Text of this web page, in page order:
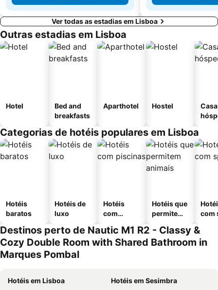
Ver todas as estadias em Lisboa
Outras estadias em Lisboa
Hotel
Bed and
breakfasts
Aparthotel Hostel
Categorias de hotéis populares em Lisboa
Hotéis
baratos
Hotéis de
luxo
Hotéis
com
Hotéis que
permitem
com
Destinos perto de Nautic M1 R2 - Classy &
Cozy Double Room with Shared Bathroom in
Marques Pombal
Hotéis em Lisboa
Hotéis em Sesimbra